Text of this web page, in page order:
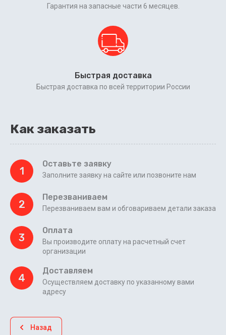
Гарантия на запасные части 6 месяцев.
Быстрая доставка
Быстрая доставка по всей территории России
Как заказать
1
Оставьте заявку
Заполните заявку на сайте или позвоните нам
2
Перезваниваем
Перезваниваем вам и обговариваем детали заказа
3
Оплата
Вы производите оплату на расчетный счет
организации
4
Доставляем
Осуществляем доставку по указанному вами
адресу
Назад